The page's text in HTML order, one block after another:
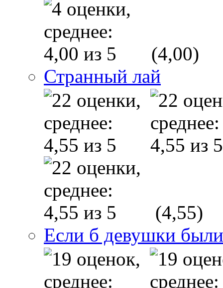
(4,00)
Странный лай
(4,55)
Если б девушки